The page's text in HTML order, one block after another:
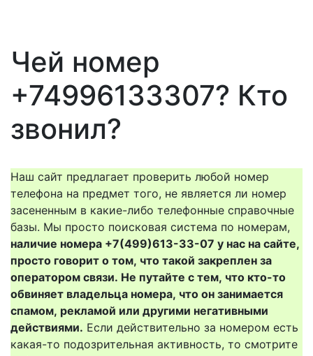
Чей номер
+74996133307? Кто
звонил?
Наш сайт предлагает проверить любой номер
телефона на предмет того, не является ли номер
засененным в какие-либо телефонные справочные
базы. Мы просто поисковая система по номерам,
наличие номера +7(499)613-33-07 у нас на сайте,
просто говорит о том, что такой закреплен за
оператором связи. Не путайте с тем, что кто-то
обвиняет владельца номера, что он занимается
спамом, рекламой или другими негативными
действиями. Если действительно за номером есть
какая-то подозрительная активность, то смотрите